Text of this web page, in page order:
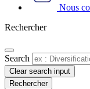
Nous
Rechercher
Search
Clear search input